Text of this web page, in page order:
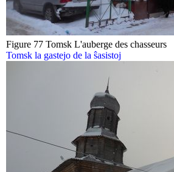
Figure 77 Tomsk L'auberge des chasseurs
Tomsk la gastejo de la ŝasistoj